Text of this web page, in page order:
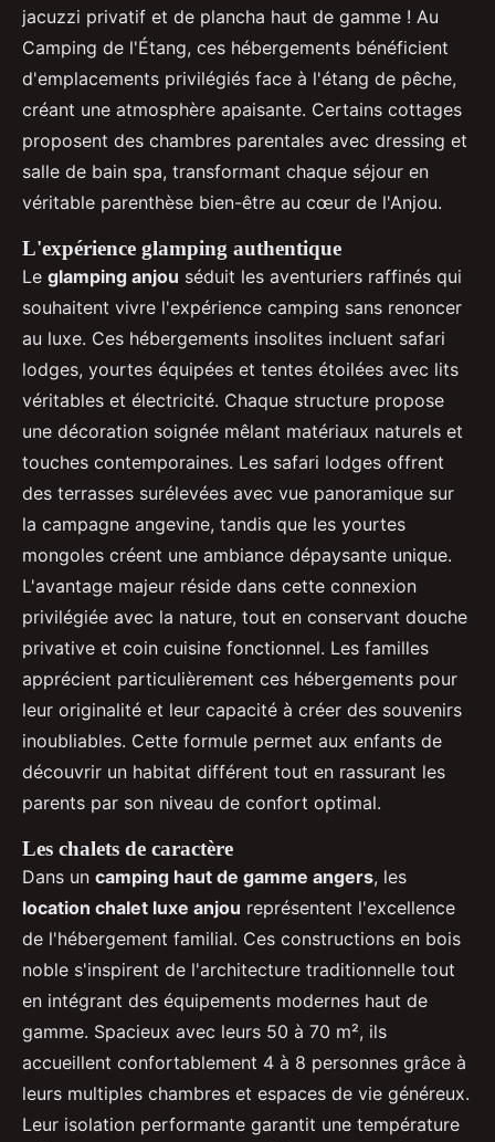
jacuzzi privatif et de plancha haut de gamme ! Au
Camping de l'Étang, ces hébergements bénéficient
d'emplacements privilégiés face à l'étang de pêche,
créant une atmosphère apaisante. Certains cottages
proposent des chambres parentales avec dressing et
salle de bain spa, transformant chaque séjour en
véritable parenthèse bien-être au cœur de l'Anjou.
L'expérience glamping authentique
Le glamping anjou séduit les aventuriers raffinés qui
souhaitent vivre l'expérience camping sans renoncer
au luxe. Ces hébergements insolites incluent safari
lodges, yourtes équipées et tentes étoilées avec lits
véritables et électricité. Chaque structure propose
une décoration soignée mêlant matériaux naturels et
touches contemporaines. Les safari lodges offrent
des terrasses surélevées avec vue panoramique sur
la campagne angevine, tandis que les yourtes
mongoles créent une ambiance dépaysante unique.
L'avantage majeur réside dans cette connexion
privilégiée avec la nature, tout en conservant douche
privative et coin cuisine fonctionnel. Les familles
apprécient particulièrement ces hébergements pour
leur originalité et leur capacité à créer des souvenirs
inoubliables. Cette formule permet aux enfants de
découvrir un habitat différent tout en rassurant les
parents par son niveau de confort optimal.
Les chalets de caractère
Dans un camping haut de gamme angers, les
location chalet luxe anjou représentent l'excellence
de l'hébergement familial. Ces constructions en bois
noble s'inspirent de l'architecture traditionnelle tout
en intégrant des équipements modernes haut de
gamme. Spacieux avec leurs 50 à 70 m², ils
accueillent confortablement 4 à 8 personnes grâce à
leurs multiples chambres et espaces de vie généreux.
Leur isolation performante garantit une température